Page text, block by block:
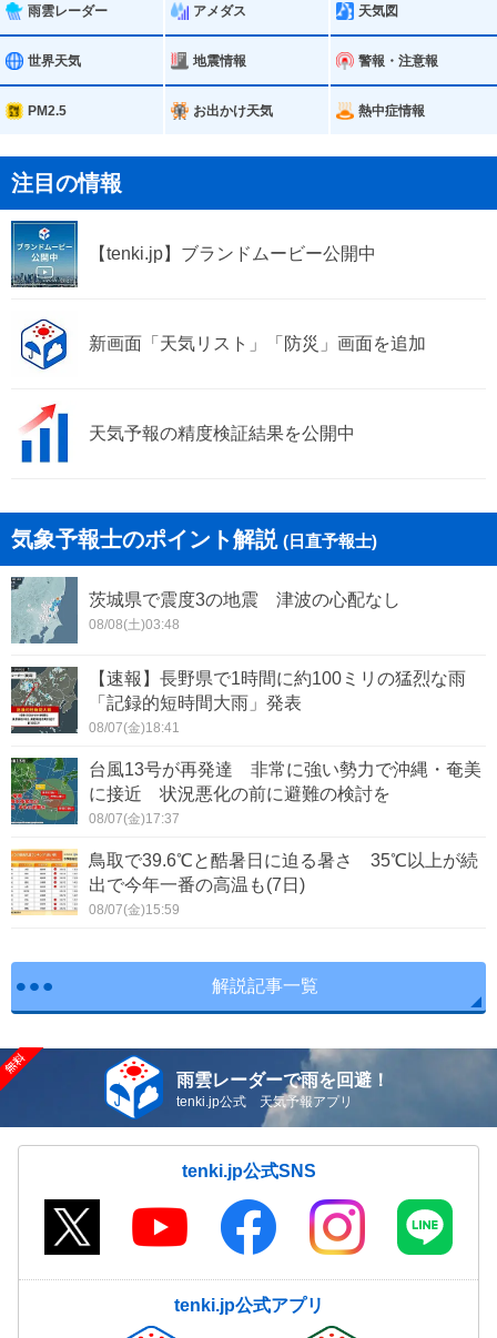
神戸市中央区
姫路市
明石市 西宮市
洲本市 芦屋市
加古川市 赤穂市
三木市 高砂市
川西市
南あわじ市 淡路市
宍粟市 加東市
多可町 稲美町
福崎町 神河町
太子町 上郡町
佐用町
雨雲レーダー アメダス 天気図
世界天気 地震情報 警報・注意報
PM2.5 お出かけ天気 熱中症情報
注目の情報
【tenki.jp】ブランドムービー公開中
新画面「天気リスト」「防災」画面を追加
天気予報の精度検証結果を公開中
気象予報士のポイント解説 (日直予報士)
茨城県で震度3の地震 津波の心配なし
08/08(土)03:48
【速報】長野県で1時間に約100ミリの猛烈な雨
「記録的短時間大雨」発表
08/07(金)18:41
台風13号が再発達 非常に強い勢力で沖縄・奄美
に接近 状況悪化の前に避難の検討を
08/07(金)17:37
鳥取で39.6℃と酷暑日に迫る暑さ 35℃以上が続
出で今年一番の高温も(7日)
08/07(金)15:59
解説記事一覧
雨雲レーダーで雨を回避！
tenki.jp公式 天気予報アプリ
tenki.jp公式SNS
tenki.jp公式アプリ